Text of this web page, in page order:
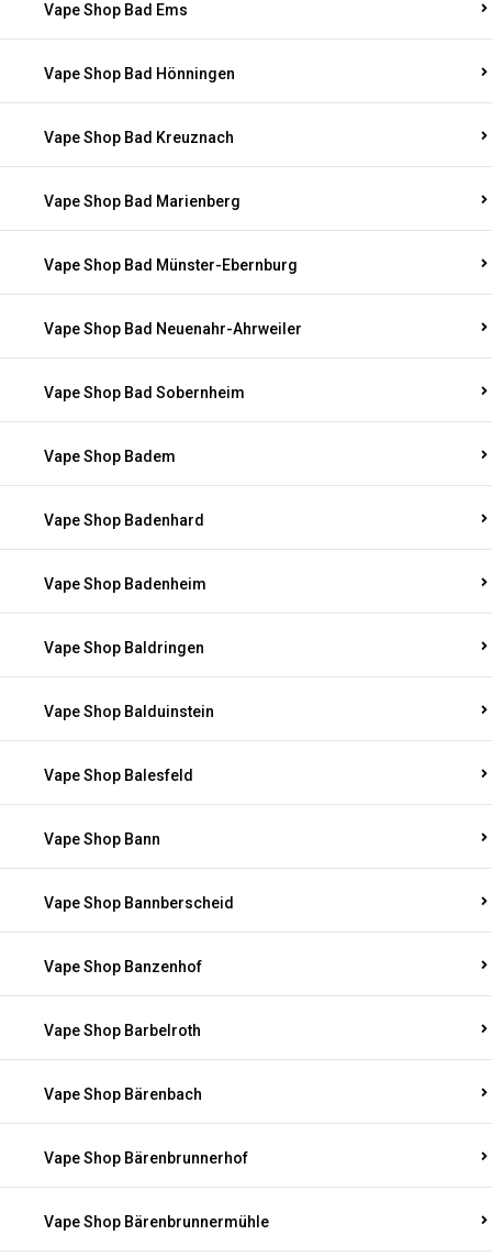
Vape Shop Bad Ems
Vape Shop Bad Hönningen
Vape Shop Bad Kreuznach
Vape Shop Bad Marienberg
Vape Shop Bad Münster-Ebernburg
Vape Shop Bad Neuenahr-Ahrweiler
Vape Shop Bad Sobernheim
Vape Shop Badem
Vape Shop Badenhard
Vape Shop Badenheim
Vape Shop Baldringen
Vape Shop Balduinstein
Vape Shop Balesfeld
Vape Shop Bann
Vape Shop Bannberscheid
Vape Shop Banzenhof
Vape Shop Barbelroth
Vape Shop Bärenbach
Vape Shop Bärenbrunnerhof
Vape Shop Bärenbrunnermühle